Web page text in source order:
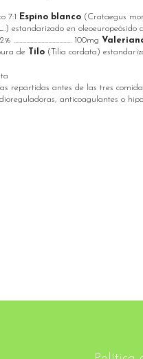
7:1 Espino blanco (Crataegus
en oleoeuropeósido al 10%
100mg
de Tilo (Tilia cordata)
repartidas antes de las tres
anticoagulantes o